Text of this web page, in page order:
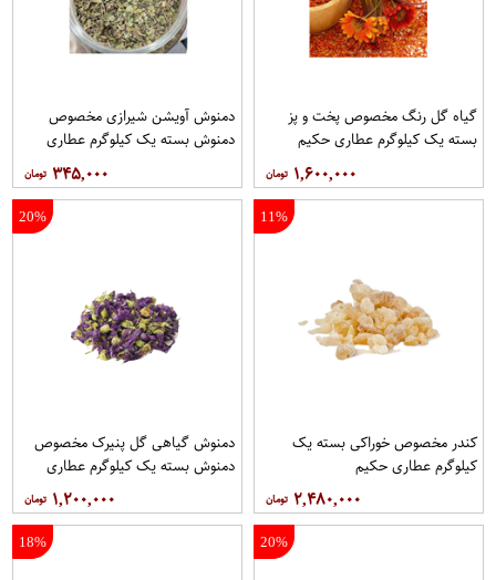
گیاه گل رنگ مخصوص پخت و پز
بسته یک کیلوگرم عطاری حکیم
۱,۶۰۰,۰۰۰
دمنوش آویشن شیرازی مخصوص
دمنوش بسته یک کیلوگرم عطاری
۳۴۵,۰۰۰
11%
کندر مخصوص خوراکی بسته یک
کیلوگرم عطاری حکیم
۲,۴۸۰,۰۰۰
20%
دمنوش گیاهی گل پنیرک مخصوص
دمنوش بسته یک کیلوگرم عطاری
۱,۲۰۰,۰۰۰
20%
18%